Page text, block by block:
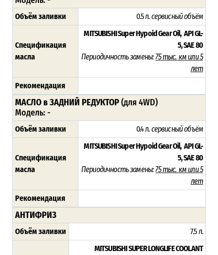
Объём заливки 0.5 л.сервисный объём
Спецификация
масла
MITSUBISHI Super Hypoid Gear Oil, API GL-
5, SAE 80
Периодичность замены:75 тыс. км или 5
лет
Рекомендация
МАСЛО в ЗАДНИЙ РЕДУКТОР(для 4WD)
Модель: -
Объём заливки 0.4 л.сервисный объём
Спецификация
масла
MITSUBISHI Super Hypoid Gear Oil, API GL-
5, SAE 80
Периодичность замены:75 тыс. км или 5
лет
Рекомендация
АНТИФРИЗ
Объём заливки 7.5 л.
MITSUBISHI SUPER LONGLIFE COOLANT